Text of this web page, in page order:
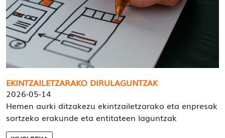
EKINTZAILETZARAKO DIRULAGUNTZAK
2026-05-14
Hemen aurki ditzakezu ekintzailetzarako eta enpresak
sortzeko erakunde eta entitateen laguntzak